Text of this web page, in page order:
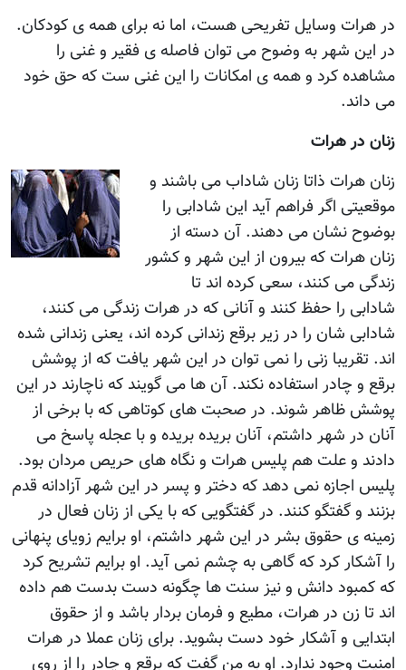
در هرات وسايل تفريحی هست، اما نه برای همه ی کودکان.
در اين شهر به وضوح می توان فاصله ی فقير و غنی را
مشاهده کرد و همه ی امکانات را اين غنی ست که حق خود
می داند.
زنان در هرات
زنان هرات ذاتا زنان شاداب می باشند و
موقعيتی اگر فراهم آيد اين شادابی را
بوضوح نشان می دهند. آن دسته از
زنان هرات که بيرون از اين شهر و کشور
زندگی می کنند، سعی کرده اند تا
شادابی را حفظ کنند و آنانی که در هرات زندگی می کنند،
شادابی شان را در زير برقع زندانی کرده اند، يعنی زندانی شده
اند. تقريبا زنی را نمی توان در اين شهر يافت که از پوشش
برقع و چادر استفاده نکند. آن ها می گويند که ناچارند در اين
پوشش ظاهر شوند. در صحبت های کوتاهی که با برخی از
آنان در شهر داشتم، آنان بريده بريده و با عجله پاسخ می
دادند و علت هم پليس هرات و نگاه های حريص مردان بود.
پليس اجازه نمی دهد که دختر و پسر در اين شهر آزادانه قدم
بزنند و گفتگو کنند. در گفتگويی که با يکی از زنان فعال در
زمينه ی حقوق بشر در اين شهر داشتم، او برايم زويای پنهانی
را آشکار کرد که گاهی به چشم نمی آيد. او برايم تشريح کرد
که کمبود دانش و نيز سنت ها چگونه دست بدست هم داده
اند تا زن در هرات، مطيع و فرمان بردار باشد و از حقوق
ابتدايی و آشکار خود دست بشويد. برای زنان عملا در هرات
امنيت وجود ندارد. او به من گفت که برقع و چادر را از روی